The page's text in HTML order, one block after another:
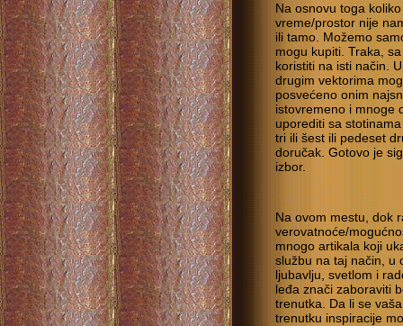
Na osnovu toga
vreme/prostor nije
ili tamo. Možemo
mogu kupiti. Traka,
koristiti na isti način.
drugim vektorima
posvećeno onim
istovremeno i mnoge
uporediti sa
tri ili šest ili pedeset
doručak. Gotovo je
izbor.
Na ovom mestu, dok
verovatnoće/
mnogo artikala koji
službu na taj način, u
ljubavlju, svetlom i
leđa znači zaboraviti
trenutka. Da li se
trenutku inspiracije